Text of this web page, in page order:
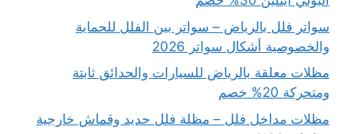
سواتر فلل بالرياض – سواتر بين الفلل للحماية
والخصوصية أشكال سواتر 2026
مظلات معلقة بالرياض للسيارات والحدائق ثابتة
ومتحركة 20% خصم
مظلات مداخل فلل – مظلة فلل حديد وقماش خارجية